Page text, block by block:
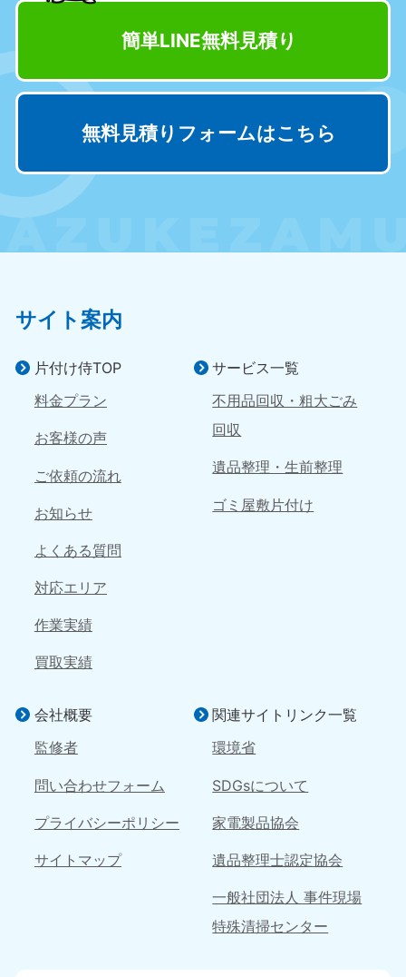
簡単LINE無料見積り
無料見積りフォームはこちら
奈良県
9:00〜19:00 年中無休
三重県
050-1881-5254
9:00〜19:00 年中無休
滋賀県
050-1881-5253 050-1881-5252
和歌山県
050-1881-5248
岡山県
050-1881-5146
広島県
050-1881-5144
9:00〜19:00 年中無休
鳥取県
050-1881-5156
9:00〜19:00 年中無休
島根県
050-1881-5145
9:00〜19:00 年中無休
香川県
9:00〜19:00 年中無休
愛媛県
9:00〜19:00 年中無休 9:00〜19:00 年中無休
九州・沖縄
福岡県
050-1880-9895
9:00〜19:00 年中無休
佐賀県
050-1880-9894
9:00〜19:00 年中無休
長崎県 鹿児島県
9:00〜19:00 年中無休
宮崎県
サイト案内
片付け侍TOP
料金プラン
お客様の声
ご依頼の流れ
お知らせ
よくある質問
対応エリア
作業実績
買取実績
サービス一覧
不用品回収・粗大ごみ
回収
遺品整理・生前整理
ゴミ屋敷片付け
会社概要
監修者
問い合わせフォーム
プライバシーポリシー
サイトマップ
関連サイトリンク一覧
環境省
SDGsについて
家電製品協会
遺品整理士認定協会
一般社団法人 事件現場
特殊清掃センター